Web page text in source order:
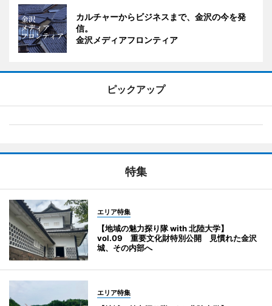
カルチャーからビジネスまで、金沢の今を発
信。
金沢メディアフロンティア
ピックアップ
特集
エリア特集
【地域の魅力探り隊 with 北陸大学】
vol.09 重要文化財特別公開 見慣れた金沢
城、その内部へ
エリア特集